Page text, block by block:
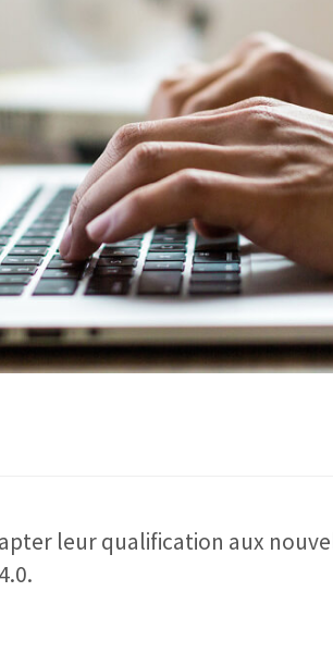
leur qualification aux